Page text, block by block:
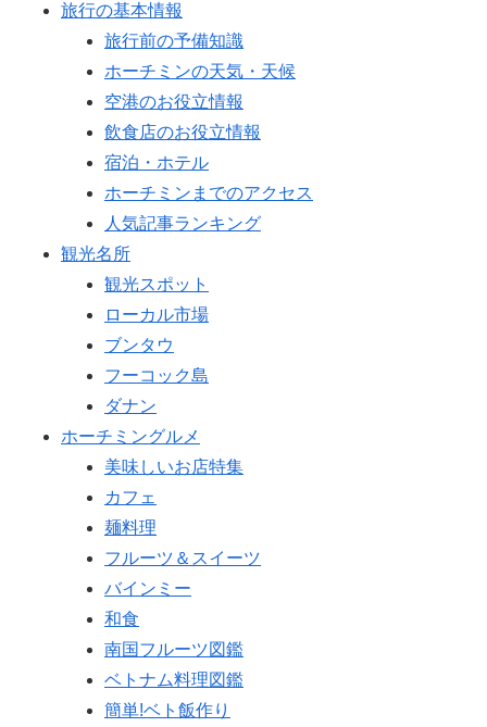
旅行の基本情報
旅行前の予備知識
ホーチミンの天気・天候
空港のお役立情報
飲食店のお役立情報
宿泊・ホテル
ホーチミンまでのアクセス
人気記事ランキング
観光名所
観光スポット
ローカル市場
ブンタウ
フーコック島
ダナン
ホーチミングルメ
美味しいお店特集
カフェ
麺料理
フルーツ＆スイーツ
バインミー
和食
南国フルーツ図鑑
ベトナム料理図鑑
簡単!ベト飯作り